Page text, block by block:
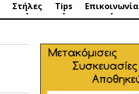
Στήλες Tips
Επικοινωνία